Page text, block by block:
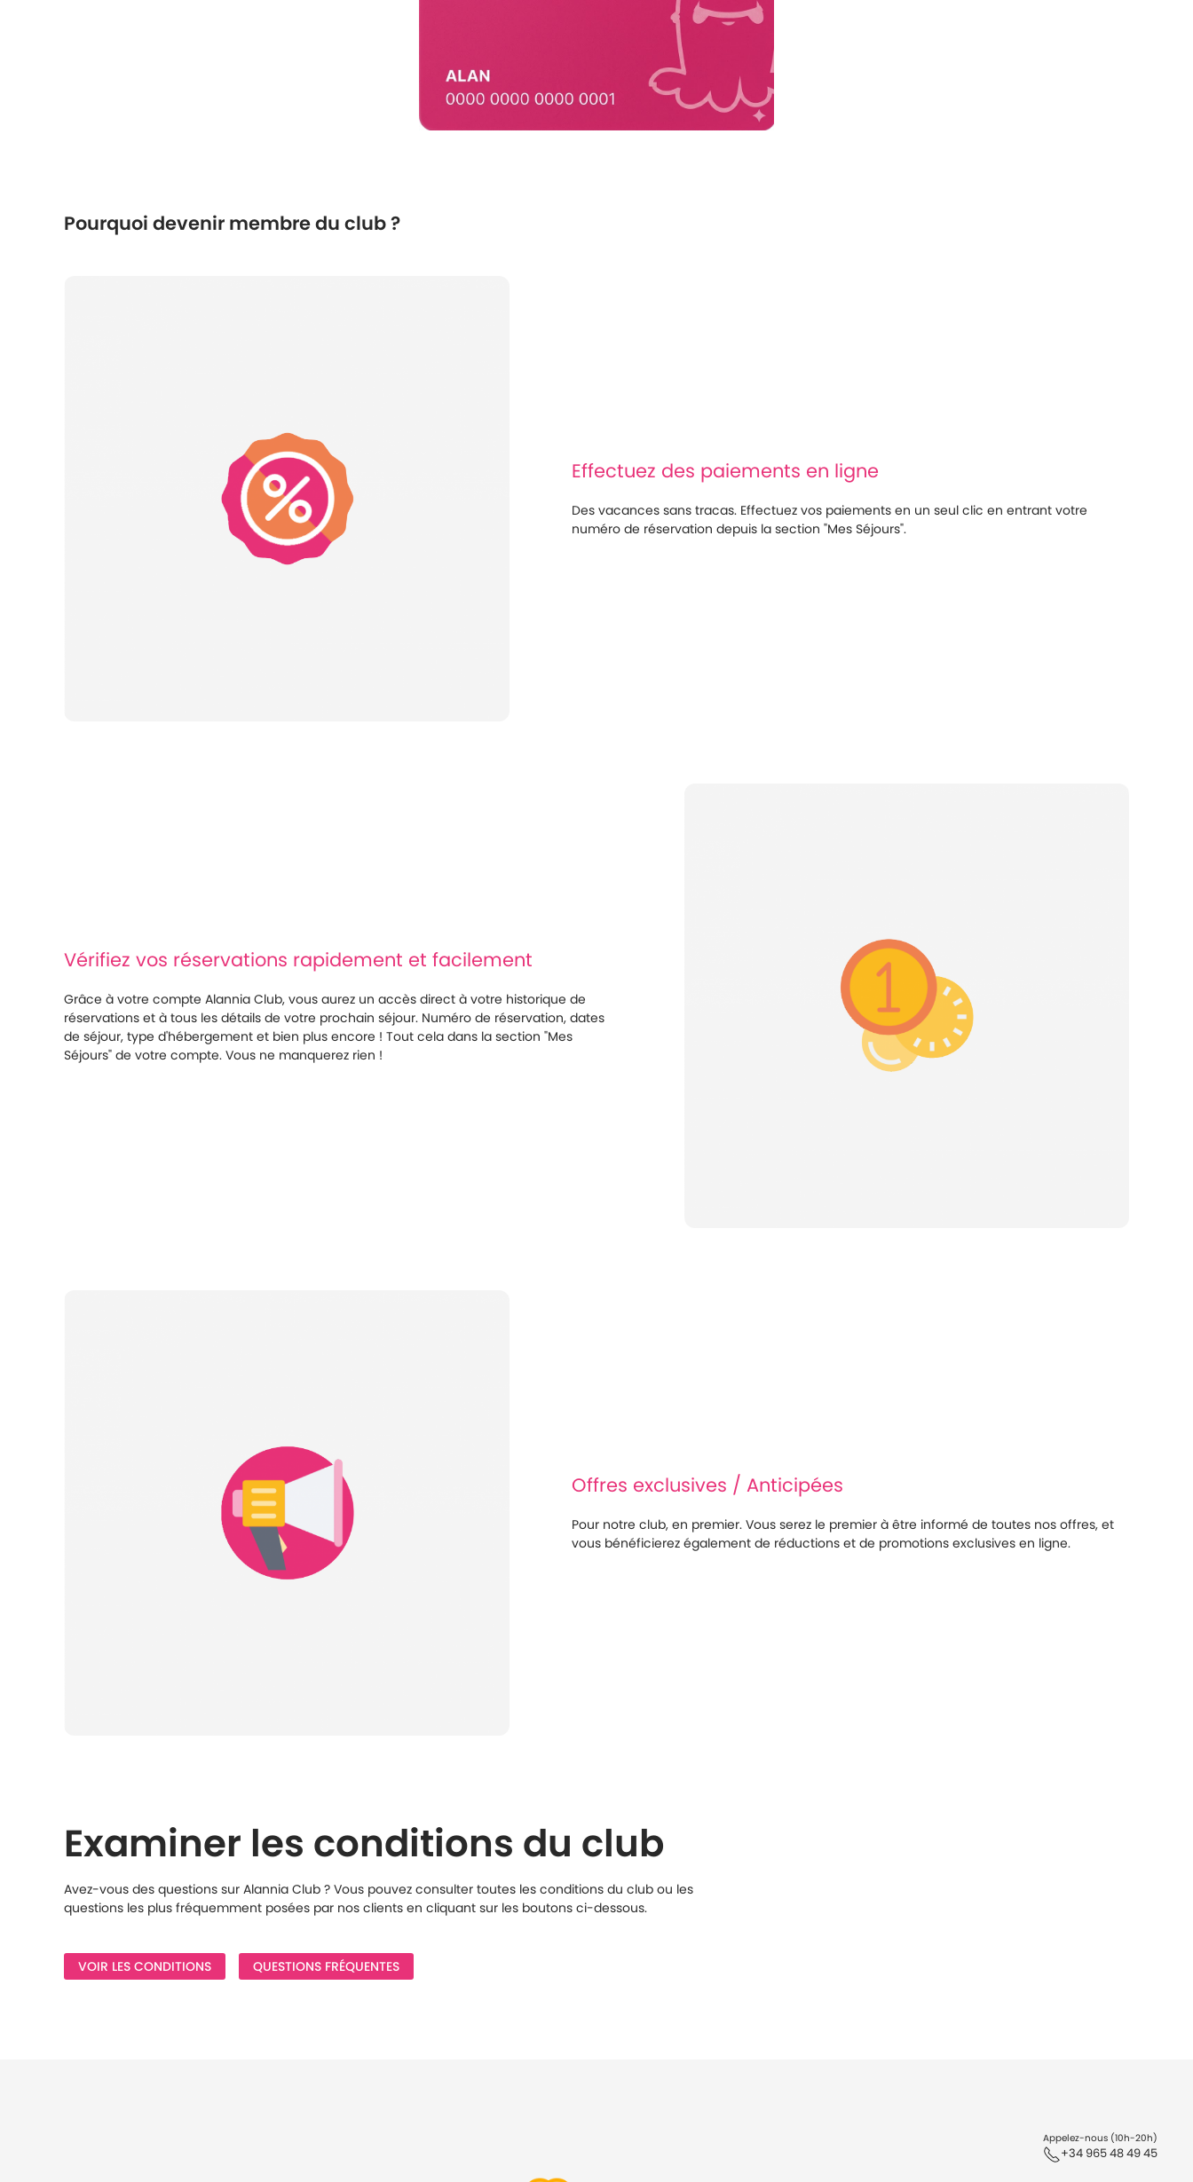
Pourquoi devenir membre du club ?
Effectuez des paiements en ligne
Des vacances sans tracas. Effectuez vos paiements en un seul clic en entrant votre
numéro de réservation depuis la section "Mes Séjours".
Vérifiez vos réservations rapidement et facilement
Grâce à votre compte Alannia Club, vous aurez un accès direct à votre historique de
réservations et à tous les détails de votre prochain séjour. Numéro de réservation, dates
de séjour, type d'hébergement et bien plus encore ! Tout cela dans la section "Mes
Séjours" de votre compte. Vous ne manquerez rien !
Offres exclusives / Anticipées
Pour notre club, en premier. Vous serez le premier à être informé de toutes nos offres, et
vous bénéficierez également de réductions et de promotions exclusives en ligne.
Examiner les conditions du club
Avez-vous des questions sur Alannia Club ? Vous pouvez consulter toutes les conditions du club ou les
questions les plus fréquemment posées par nos clients en cliquant sur les boutons ci-dessous.
VOIR LES CONDITIONS QUESTIONS FRÉQUENTES
Appelez-nous (10h-20h)
+34 965 48 49 45